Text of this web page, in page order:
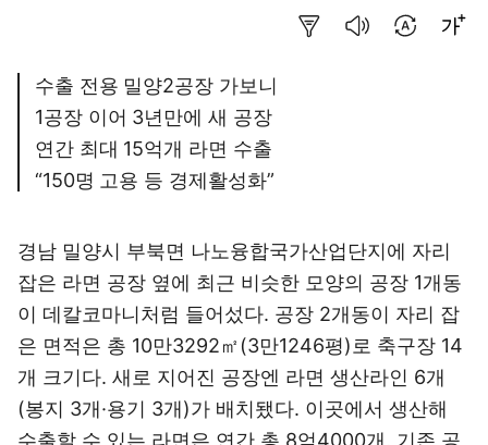
수출 전용 밀양2공장 가보니
1공장 이어 3년만에 새 공장
연간 최대 15억개 라면 수출
“150명 고용 등 경제활성화”
경남 밀양시 부북면 나노융합국가산업단지에 자리
잡은 라면 공장 옆에 최근 비슷한 모양의 공장 1개동
이 데칼코마니처럼 들어섰다. 공장 2개동이 자리 잡
은 면적은 총 10만3292㎡(3만1246평)로 축구장 14
개 크기다. 새로 지어진 공장엔 라면 생산라인 6개
(봉지 3개·용기 3개)가 배치됐다. 이곳에서 생산해
수출할 수 있는 라면은 연간 총 8억4000개, 기존 공